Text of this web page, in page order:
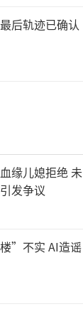
后轨迹已确认
缘儿媳拒绝 未
发争议
”不实 AI造谣